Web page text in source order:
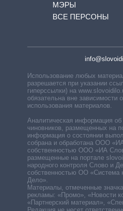
МЭРЫ
ВСЕ ПЕРСОНЫ
Использование любых
разрешается при указании
гиперссылки) на
обязательна вне зависимости
использования материалов.
Аналитическая информация
чиновников, размещенных на
информация о состоянии
собрана и обработана ООО
собственностью ООО «ИА
размещенные на портале
народного контроля Слово и
собственностью ОО «Система
Дело».
Материалы, отмеченные
рекламы: «Промо», «Новости
«Партнерский материал»,